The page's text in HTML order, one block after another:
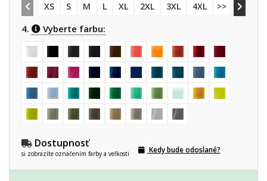
XS
S M L XL 2XL 3XL 4XL >> 5XL
4. Vyberte farbu:
Dostupnosť
si zobrazíte označením farby a veľkosti Kedy bude odoslané?